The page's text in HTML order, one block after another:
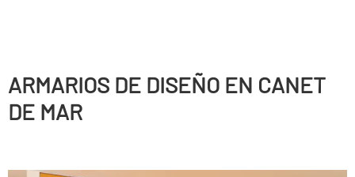
ARMARIOS DE DISEÑO EN CANET
DE MAR